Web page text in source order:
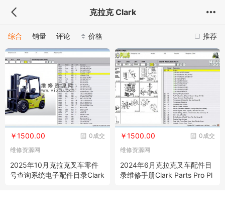
克拉克 Clark
推荐
综合 销量 评论 价格
0成交
￥1500.00
维修资源网
2025年10月克拉克叉车零件
号查询系统电子配件目录Clark
0成交
￥1500.00
维修资源网
2024年6月克拉克叉车配件目
录维修手册Clark Parts Pro Pl